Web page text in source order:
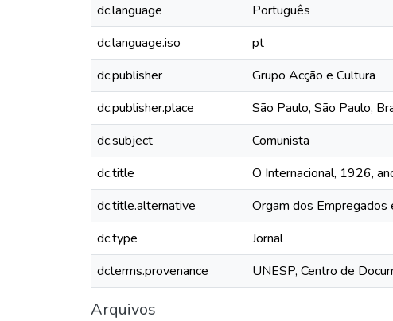
dc.language
Português
dc.language.iso
pt
dc.publisher
Grupo Acção e Cultura
dc.publisher.place
São Paulo, São Paulo,
dc.subject
Comunista
dc.title
O Internacional, 1926,
dc.title.alternative
Orgam dos Empregados
dc.type
Jornal
dcterms.provenance
UNESP, Centro de
Arquivos